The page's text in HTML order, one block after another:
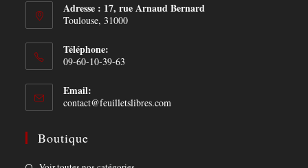
Adresse : 17, rue Arnaud Bernard
Toulouse, 31000
Téléphone:
09-60-10-39-63
Email:
contact@feuilletslibres.com
Boutique